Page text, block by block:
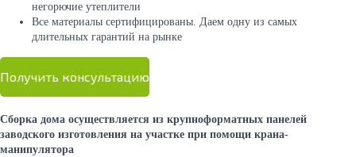
негорючие утеплители
Все материалы сертифицированы. Даем одну из самых
длительных гарантий на рынке
Получить консультацию
Сборка дома осуществляется из крупноформатных панелей
заводского изготовления на участке при помощи крана-
манипулятора